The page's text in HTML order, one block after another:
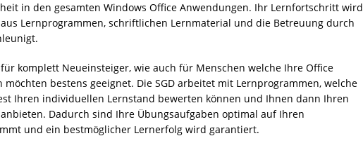
in den gesamten Windows Office Anwendungen. Ihr Lernfortschritt wird
Lernprogrammen, schriftlichen Lernmaterial und die Betreuung durch
komplett Neueinsteiger, wie auch für Menschen welche Ihre Office
bestens geeignet. Die SGD arbeitet mit Lernprogrammen, welche
Ihren individuellen Lernstand bewerten können und Ihnen dann Ihren
Dadurch sind Ihre Übungsaufgaben optimal auf Ihren
und ein bestmöglicher Lernerfolg wird garantiert.